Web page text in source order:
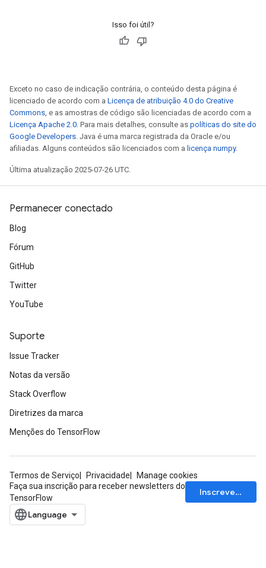
Isso foi útil?
Exceto no caso de indicação contrária, o conteúdo desta página é
licenciado de acordo com a Licença de atribuição 4.0 do Creative
Commons, e as amostras de código são licenciadas de acordo com a
Licença Apache 2.0. Para mais detalhes, consulte as políticas do site do
Google Developers. Java é uma marca registrada da Oracle e/ou
afiliadas. Alguns conteúdos são licenciados com a licença numpy.
Última atualização 2025-07-26 UTC.
Permanecer conectado
Blog
Fórum
GitHub
Twitter
YouTube
Suporte
Issue Tracker
Notas da versão
Stack Overflow
Diretrizes da marca
Menções do TensorFlow
Termos de Serviço Privacidade
Manage cookies
Faça sua inscrição para receber newsletters do
TensorFlow
Inscrever-se